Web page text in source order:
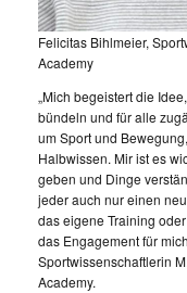
Felicitas Bihlmeier,
Academy
„Mich begeistert die
bündeln und für alle
um Sport und
Halbwissen. Mir ist es
geben und Dinge
jeder auch nur einen
das eigene Training
das Engagement für
Sportwissenschaftlerin
Academy.